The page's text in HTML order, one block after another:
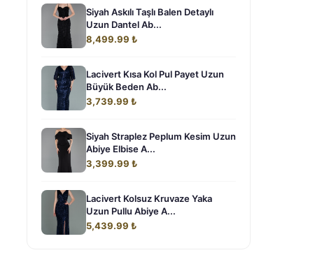
Siyah Askılı Taşlı Balen Detaylı
Uzun Dantel Ab...
8,499.99 ₺
Lacivert Kısa Kol Pul Payet Uzun
Büyük Beden Ab...
3,739.99 ₺
Siyah Straplez Peplum Kesim Uzun
Abiye Elbise A...
3,399.99 ₺
Lacivert Kolsuz Kruvaze Yaka
Uzun Pullu Abiye A...
5,439.99 ₺